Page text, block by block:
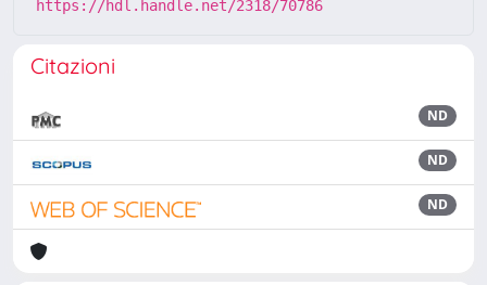
https://hdl.handle.net/2318/70786
Citazioni
ND
ND
ND